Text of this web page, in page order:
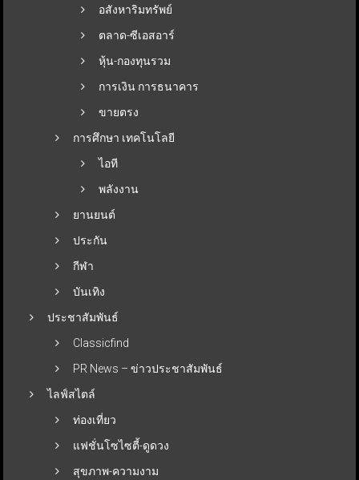
อสังหาริมทรัพย์
ตลาด-ซีเอสอาร์
หุ้น-กองทุนรวม
การเงิน การธนาคาร
ขายตรง
การศึกษา เทคโนโลยี
ไอที
พลังงาน
ยานยนต์
ประกัน
กีฬา
บันเทิง
ประชาสัมพันธ์
Classicfind
PR News – ข่าวประชาสัมพันธ์
ไลฟ์สไตล์
ท่องเที่ยว
แฟชั่นโซไซตี้-ดูดวง
สุขภาพ-ความงาม